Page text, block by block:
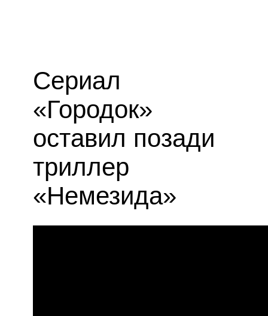
Сериал
«Городок»
оставил позади
триллер
«Немезида»